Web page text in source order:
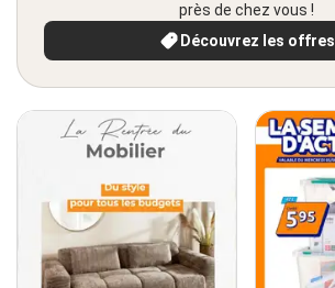
près de chez vous !
Découvrez les offres